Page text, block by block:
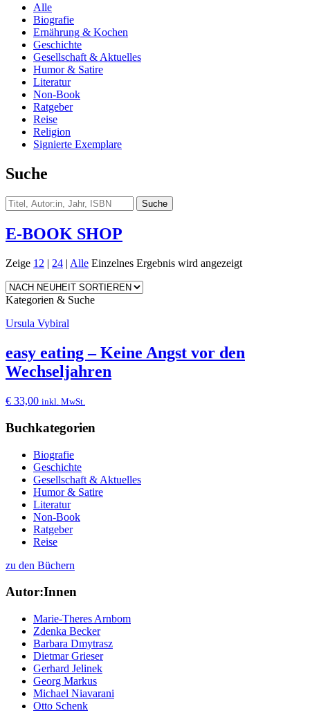
Alle
Biografie
Ernährung & Kochen
Geschichte
Gesellschaft & Aktuelles
Humor & Satire
Literatur
Non-Book
Ratgeber
Reise
Religion
Signierte Exemplare
Suche
E-BOOK SHOP
Zeige 12 | 24 | Alle Einzelnes Ergebnis wird angezeigt
Kategorien & Suche
Ursula Vybiral
easy eating – Keine Angst vor den
Wechseljahren
€ 33,00 inkl. MwSt.
Buchkategorien
Biografie
Geschichte
Gesellschaft & Aktuelles
Humor & Satire
Literatur
Non-Book
Ratgeber
Reise
zu den Büchern
Autor:Innen
Marie-Theres Arnbom
Zdenka Becker
Barbara Dmytrasz
Dietmar Grieser
Gerhard Jelinek
Georg Markus
Michael Niavarani
Otto Schenk